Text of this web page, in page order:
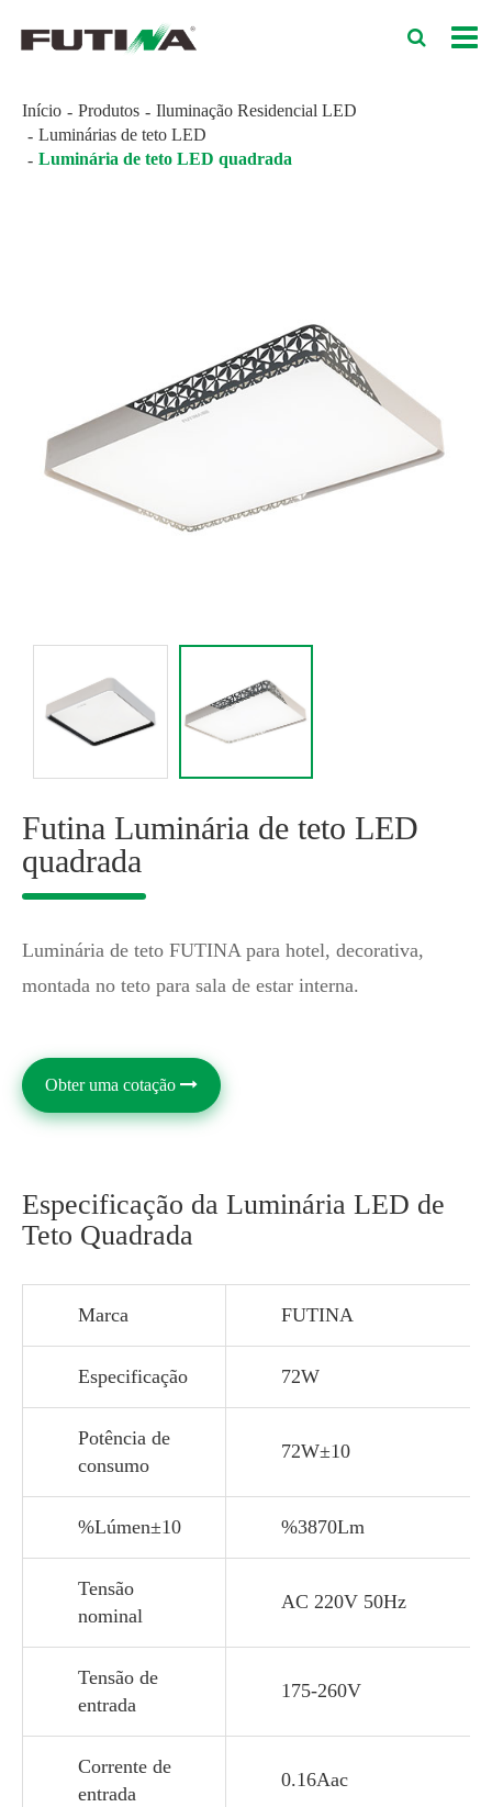
Início Produtos
Iluminação Residencial LED
Luminárias de teto LED
Luminária de teto LED quadrada
Futina Luminária de teto LED
quadrada
Luminária de teto FUTINA para hotel, decorativa,
montada no teto para sala de estar interna.
Obter uma cotação
Especificação da Luminária LED de
Teto Quadrada
Marca FUTINA
Especificação 72W
Potência de
consumo
72W±10
%Lúmen±10 %3870Lm
Tensão
nominal
AC 220V 50Hz
Tensão de
entrada
175-260V
Corrente de
entrada
0.16Aac